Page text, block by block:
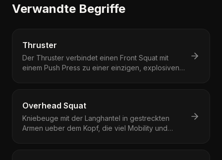
Verwandte Begriffe
Thruster
Der Thruster verbindet einen Front Squat mit
einem Push Press zu einer einzigen, explosiven
Overhead Squat
Kniebeuge mit der Langhantel in gestreckten
Armen ueber dem Kopf, die viel Mobility und